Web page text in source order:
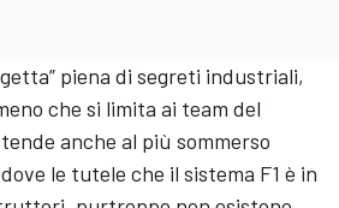
piena di segreti industriali,
che si limita ai team del
anche al più sommerso
le tutele che il sistema F1 è in